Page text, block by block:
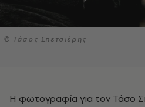
© Τάσος Σπετσιέρης
Η φωτογραφία για τον Τάσο Σπετσιέρη δεν είναι απλά